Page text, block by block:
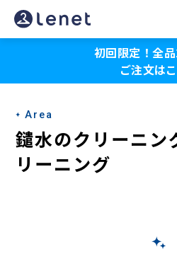
鑓
水
宅
配
ク
初回限定！全
ご注文は
Area
鑓水のクリーニン
リーニング